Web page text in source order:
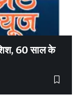
60 साल के